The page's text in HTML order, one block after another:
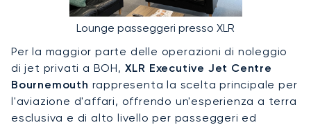
Lounge passeggeri presso XLR
Per la maggior parte delle operazioni di noleggio
di jet privati a BOH, XLR Executive Jet Centre
Bournemouth rappresenta la scelta principale per
l'aviazione d'affari, offrendo un'esperienza a terra
esclusiva e di alto livello per passeggeri ed